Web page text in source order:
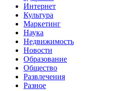
Интернет
Культура
Маркетинг
Наука
Недвижимость
Новости
Образование
Общество
Развлечения
Разное